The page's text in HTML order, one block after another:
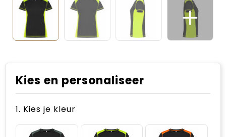
Kies en personaliseer
1. Kies je kleur